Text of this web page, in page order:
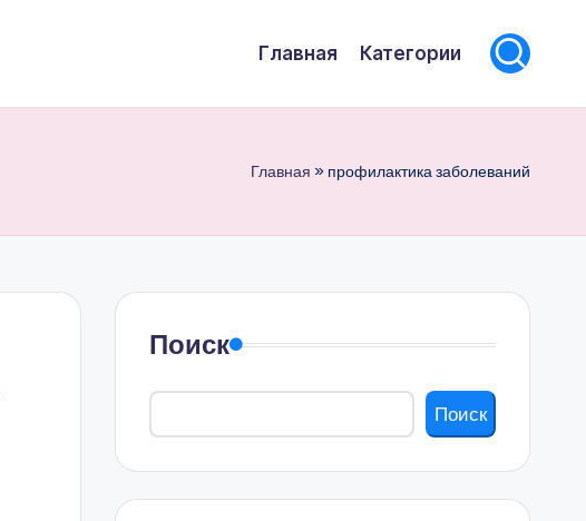
Главная Категории
Главная » профилактика заболеваний
Поиск
Поиск